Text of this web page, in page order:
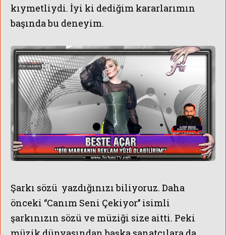
kıymetliydi. İyi ki dediğim kararlarımın
başında bu deneyim.
Şarkı sözü yazdığınızı biliyoruz. Daha
önceki ‘’Canım Seni Çekiyor’’ isimli
şarkınızın sözü ve müziği size aitti. Peki